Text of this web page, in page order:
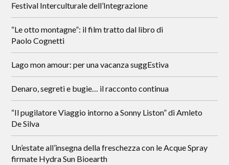
Festival Interculturale dell’Integrazione
“Le otto montagne”: il film tratto dal libro di
Paolo Cognetti
Lago mon amour: per una vacanza suggEstiva
Denaro, segreti e bugie… il racconto continua
“Il pugilatore Viaggio intorno a Sonny Liston” di Amleto
De Silva
Un’estate all’insegna della freschezza con le Acque Spray
firmate Hydra Sun Bioearth